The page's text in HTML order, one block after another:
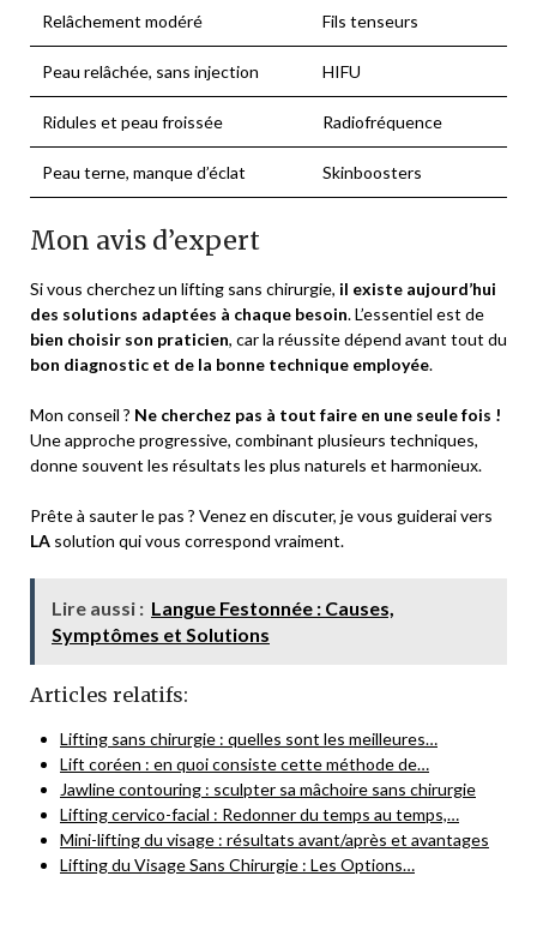
Relâchement modéré Fils tenseurs
Peau relâchée, sans injection HIFU
Ridules et peau froissée Radiofréquence
Peau terne, manque d’éclat Skinboosters
Mon avis d’expert
Si vous cherchez un lifting sans chirurgie, il existe aujourd’hui
des solutions adaptées à chaque besoin. L’essentiel est de
bien choisir son praticien, car la réussite dépend avant tout du
bon diagnostic et de la bonne technique employée.
Mon conseil ? Ne cherchez pas à tout faire en une seule fois !
Une approche progressive, combinant plusieurs techniques,
donne souvent les résultats les plus naturels et harmonieux.
Prête à sauter le pas ? Venez en discuter, je vous guiderai vers
LA solution qui vous correspond vraiment.
Lire aussi : Langue Festonnée : Causes,
Symptômes et Solutions
Articles relatifs:
Lifting sans chirurgie : quelles sont les meilleures…
Lift coréen : en quoi consiste cette méthode de…
Jawline contouring : sculpter sa mâchoire sans chirurgie
Lifting cervico-facial : Redonner du temps au temps,…
Mini-lifting du visage : résultats avant/après et avantages
Lifting du Visage Sans Chirurgie : Les Options…